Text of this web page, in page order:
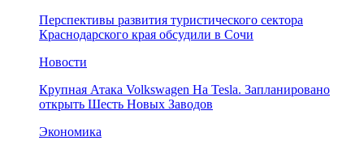
Перспективы развития туристического сектора
Краснодарского края обсудили в Сочи
Новости
Крупная Атака Volkswagen На Tesla. Запланировано
открыть Шесть Новых Заводов
Экономика